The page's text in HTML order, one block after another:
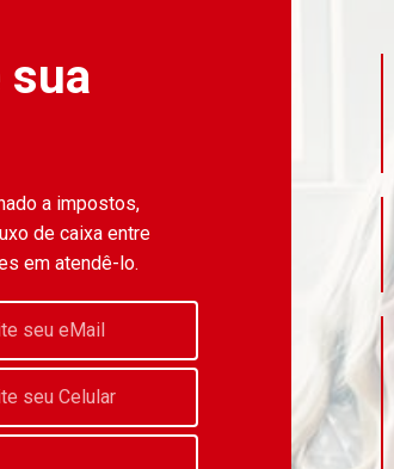
sua
a impostos,
de caixa entre
em atendê-lo.